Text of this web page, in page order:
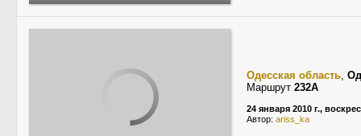
Одесская область,
Маршрут 232А
24 января 2010 г.,
Автор: ariss_ka